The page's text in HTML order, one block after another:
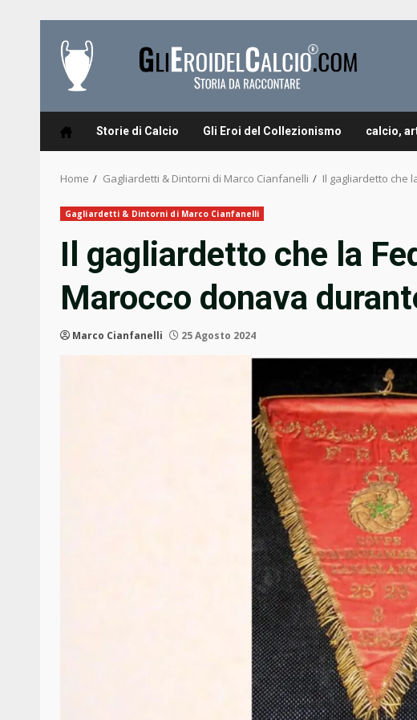
content
Storie di Calcio Gli Eroi del Collezionismo calcio,
Home Gagliardetti & Dintorni di Marco Cianfanelli Il gagliardetto che
Gagliardetti & Dintorni di Marco Cianfanelli
Il gagliardetto che la
Marocco donava
Marco Cianfanelli 25 Agosto 2024